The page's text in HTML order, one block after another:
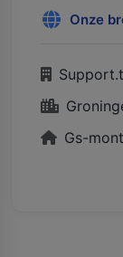
Onze
Gs-